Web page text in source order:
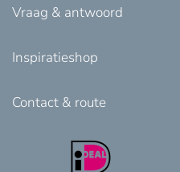
Vraag & antwoord
Inspiratieshop
Contact & route